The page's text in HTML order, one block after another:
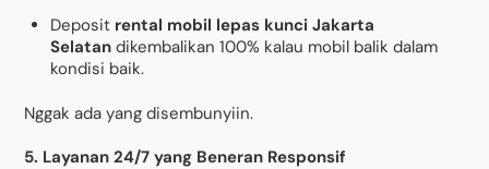
Deposit rental mobil lepas kunci Jakarta
Selatan dikembalikan 100% kalau mobil balik dalam
kondisi baik.
Nggak ada yang disembunyiin.
5. Layanan 24/7 yang Beneran Responsif